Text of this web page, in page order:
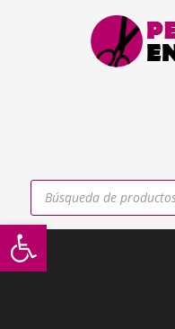
Abrir barra de
Búsqueda
productos